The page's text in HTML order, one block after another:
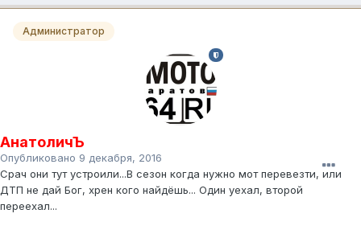
Администратор
АнатоличЪ
Опубликовано 9 декабря, 2016
Срач они тут устроили...В сезон когда нужно мот перевезти, или
ДТП не дай Бог, хрен кого найдёшь... Один уехал, второй
переехал...